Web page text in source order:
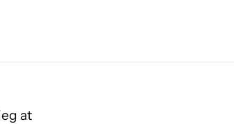
at